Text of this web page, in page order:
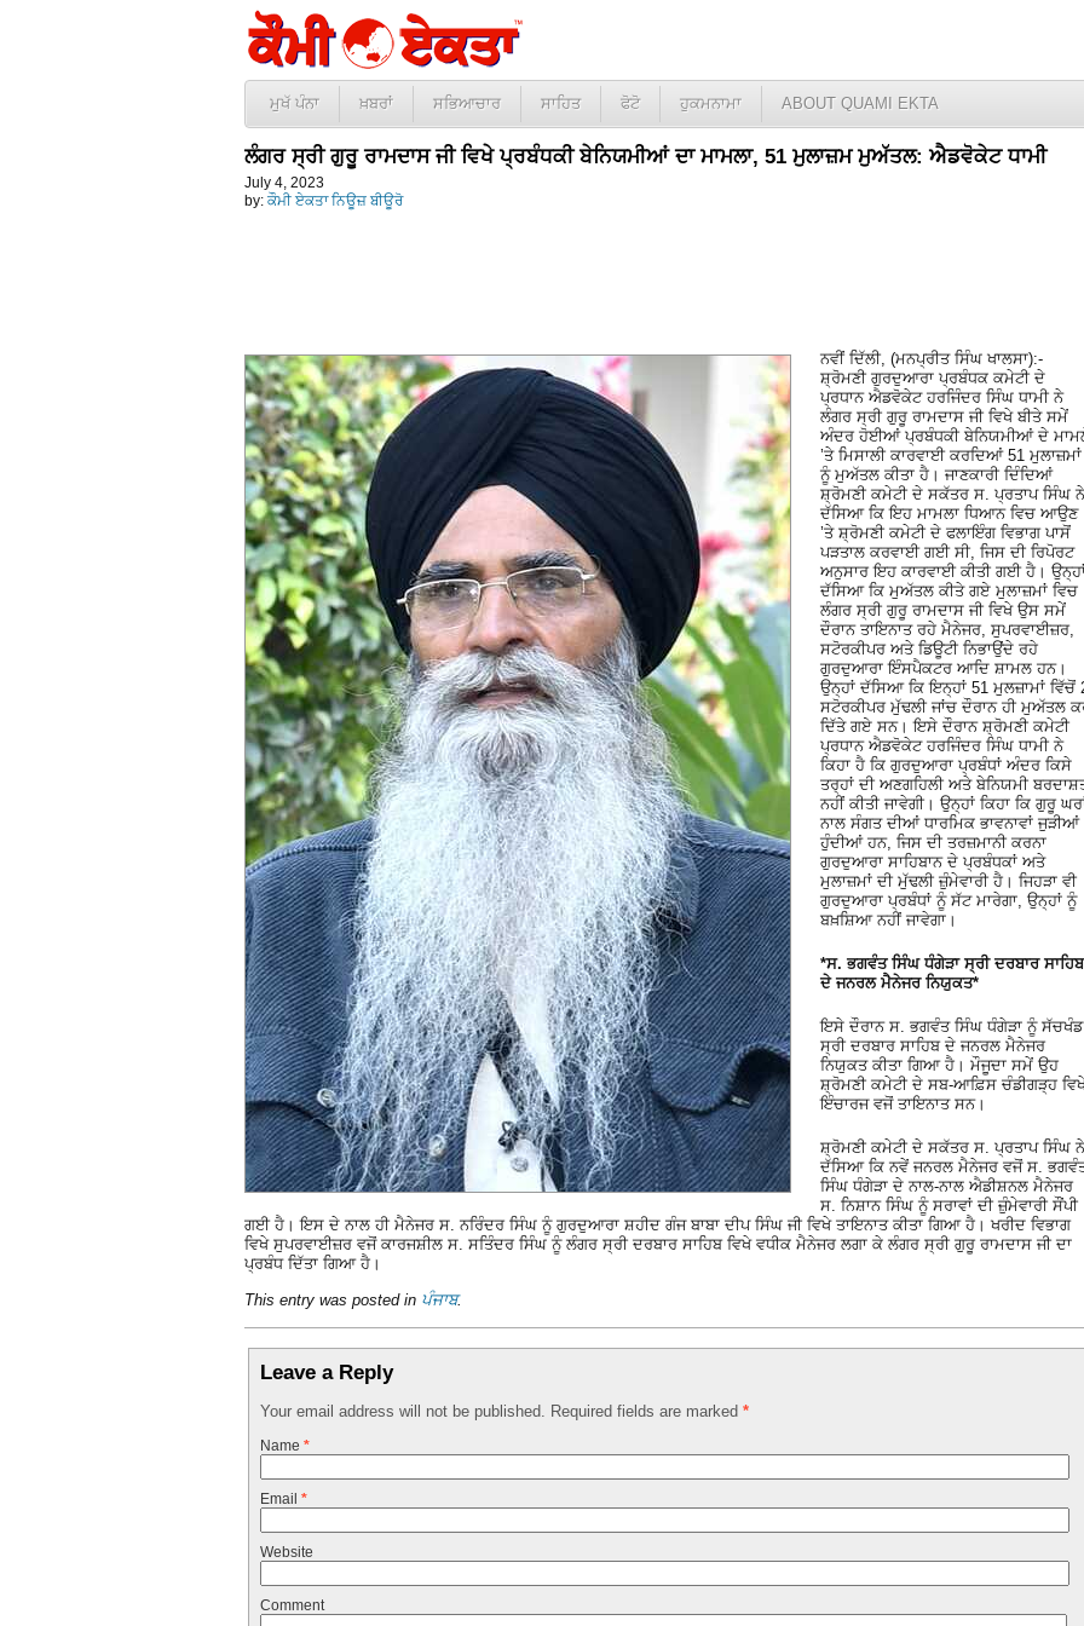
ਮੁਖੱ ਪੰਨਾ ਖ਼ਬਰਾਂ ਸਭਿਆਚਾਰ ਸਾਹਿਤ ਫੋਟੋ ਹੁਕਮਨਾਮਾ ABOUT QUAMI EKTA
ਲੰਗਰ ਸ੍ਰੀ ਗੁਰੂ ਰਾਮਦਾਸ ਜੀ ਵਿਖੇ ਪ੍ਰਬੰਧਕੀ ਬੇਨਿਯਮੀਆਂ ਦਾ ਮਾਮਲਾ, 51 ਮੁਲਾਜ਼ਮ ਮੁਅੱਤਲ: ਐਡਵੋਕੇਟ ਧਾਮੀ
July 4, 2023
by: ਕੌਮੀ ਏਕਤਾ ਨਿਊਜ਼ ਬੀਊਰੋ
ਨਵੀਂ ਦਿੱਲੀ, (ਮਨਪ੍ਰੀਤ ਸਿੰਘ ਖਾਲਸਾ):-
ਸ਼੍ਰੋਮਣੀ ਗੁਰਦੁਆਰਾ ਪ੍ਰਬੰਧਕ ਕਮੇਟੀ ਦੇ
ਪ੍ਰਧਾਨ ਐਡਵੋਕੇਟ ਹਰਜਿੰਦਰ ਸਿੰਘ ਧਾਮੀ ਨੇ
ਲੰਗਰ ਸ੍ਰੀ ਗੁਰੂ ਰਾਮਦਾਸ ਜੀ ਵਿਖੇ ਬੀਤੇ ਸਮੇਂ
ਅੰਦਰ ਹੋਈਆਂ ਪ੍ਰਬੰਧਕੀ ਬੇਨਿਯਮੀਆਂ ਦੇ
’ਤੇ ਮਿਸਾਲੀ ਕਾਰਵਾਈ ਕਰਦਿਆਂ 51 ਮੁਲਾਜ਼ਮਾਂ
ਨੂੰ ਮੁਅੱਤਲ ਕੀਤਾ ਹੈ। ਜਾਣਕਾਰੀ ਦਿੰਦਿਆਂ
ਸ਼੍ਰੋਮਣੀ ਕਮੇਟੀ ਦੇ ਸਕੱਤਰ ਸ. ਪ੍ਰਤਾਪ ਸਿੰਘ ਨੇ
ਦੱਸਿਆ ਕਿ ਇਹ ਮਾਮਲਾ ਧਿਆਨ ਵਿਚ ਆਉਣ
’ਤੇ ਸ਼੍ਰੋਮਣੀ ਕਮੇਟੀ ਦੇ ਫਲਾਇੰਗ ਵਿਭਾਗ ਪਾਸੋਂ
ਪੜਤਾਲ ਕਰਵਾਈ ਗਈ ਸੀ, ਜਿਸ ਦੀ ਰਿਪੋਰਟ
ਅਨੁਸਾਰ ਇਹ ਕਾਰਵਾਈ ਕੀਤੀ ਗਈ ਹੈ।
ਦੱਸਿਆ ਕਿ ਮੁਅੱਤਲ ਕੀਤੇ ਗਏ ਮੁਲਾਜ਼ਮਾਂ ਵਿਚ
ਲੰਗਰ ਸ੍ਰੀ ਗੁਰੂ ਰਾਮਦਾਸ ਜੀ ਵਿਖੇ ਉਸ ਸਮੇਂ
ਦੌਰਾਨ ਤਾਇਨਾਤ ਰਹੇ ਮੈਨੇਜਰ, ਸੁਪਰਵਾਈਜ਼ਰ,
ਸਟੋਰਕੀਪਰ ਅਤੇ ਡਿਊਟੀ ਨਿਭਾਉਂਦੇ ਰਹੇ
ਗੁਰਦੁਆਰਾ ਇੰਸਪੈਕਟਰ ਆਦਿ ਸ਼ਾਮਲ ਹਨ।
ਉਨ੍ਹਾਂ ਦੱਸਿਆ ਕਿ ਇਨ੍ਹਾਂ 51 ਮੁਲਜ਼ਾਮਾਂ ਵਿੱਚੋਂ
ਸਟੋਰਕੀਪਰ ਮੁੱਢਲੀ ਜਾਂਚ ਦੌਰਾਨ ਹੀ ਮੁਅੱਤਲ
ਦਿੱਤੇ ਗਏ ਸਨ। ਇਸੇ ਦੌਰਾਨ ਸ਼੍ਰੋਮਣੀ ਕਮੇਟੀ
ਪ੍ਰਧਾਨ ਐਡਵੋਕੇਟ ਹਰਜਿੰਦਰ ਸਿੰਘ ਧਾਮੀ ਨੇ
ਕਿਹਾ ਹੈ ਕਿ ਗੁਰਦੁਆਰਾ ਪ੍ਰਬੰਧਾਂ ਅੰਦਰ ਕਿਸੇ
ਤਰ੍ਹਾਂ ਦੀ ਅਣਗਹਿਲੀ ਅਤੇ ਬੇਨਿਯਮੀ
ਨਹੀਂ ਕੀਤੀ ਜਾਵੇਗੀ। ਉਨ੍ਹਾਂ ਕਿਹਾ ਕਿ ਗੁਰੂ
ਨਾਲ ਸੰਗਤ ਦੀਆਂ ਧਾਰਮਿਕ ਭਾਵਨਾਵਾਂ ਜੁੜੀਆਂ
ਹੁੰਦੀਆਂ ਹਨ, ਜਿਸ ਦੀ ਤਰਜ਼ਮਾਨੀ ਕਰਨਾ
ਗੁਰਦੁਆਰਾ ਸਾਹਿਬਾਨ ਦੇ ਪ੍ਰਬੰਧਕਾਂ ਅਤੇ
ਮੁਲਾਜ਼ਮਾਂ ਦੀ ਮੁੱਢਲੀ ਜ਼ੁੰਮੇਵਾਰੀ ਹੈ। ਜਿਹੜਾ ਵੀ
ਗੁਰਦੁਆਰਾ ਪ੍ਰਬੰਧਾਂ ਨੂੰ ਸੱਟ ਮਾਰੇਗਾ, ਉਨ੍ਹਾਂ ਨੂੰ
ਬਖ਼ਸ਼ਿਆ ਨਹੀਂ ਜਾਵੇਗਾ।
*ਸ. ਭਗਵੰਤ ਸਿੰਘ ਧੰਗੇੜਾ ਸ੍ਰੀ ਦਰਬਾਰ ਸਾਹਿਬ
ਦੇ ਜਨਰਲ ਮੈਨੇਜਰ ਨਿਯੁਕਤ*
ਇਸੇ ਦੌਰਾਨ ਸ. ਭਗਵੰਤ ਸਿੰਘ ਧੰਗੇੜਾ ਨੂੰ ਸੱਚਖੰਡ
ਸ੍ਰੀ ਦਰਬਾਰ ਸਾਹਿਬ ਦੇ ਜਨਰਲ ਮੈਨੇਜਰ
ਨਿਯੁਕਤ ਕੀਤਾ ਗਿਆ ਹੈ। ਮੌਜੂਦਾ ਸਮੇਂ ਉਹ
ਸ਼੍ਰੋਮਣੀ ਕਮੇਟੀ ਦੇ ਸਬ-ਆਫ਼ਿਸ ਚੰਡੀਗੜ੍ਹ
ਇੰਚਾਰਜ ਵਜੋਂ ਤਾਇਨਾਤ ਸਨ।
ਸ਼੍ਰੋਮਣੀ ਕਮੇਟੀ ਦੇ ਸਕੱਤਰ ਸ. ਪ੍ਰਤਾਪ ਸਿੰਘ ਨੇ
ਦੱਸਿਆ ਕਿ ਨਵੇਂ ਜਨਰਲ ਮੈਨੇਜਰ ਵਜੋਂ ਸ.
ਸਿੰਘ ਧੰਗੇੜਾ ਦੇ ਨਾਲ-ਨਾਲ ਐਡੀਸ਼ਨਲ ਮੈਨੇਜਰ
ਸ. ਨਿਸ਼ਾਨ ਸਿੰਘ ਨੂੰ ਸਰਾਵਾਂ ਦੀ ਜ਼ੁੰਮੇਵਾਰੀ ਸੌਂਪੀ
ਗਈ ਹੈ। ਇਸ ਦੇ ਨਾਲ ਹੀ ਮੈਨੇਜਰ ਸ. ਨਰਿੰਦਰ ਸਿੰਘ ਨੂੰ ਗੁਰਦੁਆਰਾ ਸ਼ਹੀਦ ਗੰਜ ਬਾਬਾ ਦੀਪ ਸਿੰਘ ਜੀ ਵਿਖੇ ਤਾਇਨਾਤ ਕੀਤਾ ਗਿਆ ਹੈ। ਖਰੀਦ ਵਿਭਾਗ
ਵਿਖੇ ਸੁਪਰਵਾਈਜ਼ਰ ਵਜੋਂ ਕਾਰਜਸ਼ੀਲ ਸ. ਸਤਿੰਦਰ ਸਿੰਘ ਨੂੰ ਲੰਗਰ ਸ੍ਰੀ ਦਰਬਾਰ ਸਾਹਿਬ ਵਿਖੇ ਵਧੀਕ ਮੈਨੇਜਰ ਲਗਾ ਕੇ ਲੰਗਰ ਸ੍ਰੀ ਗੁਰੂ ਰਾਮਦਾਸ ਜੀ ਦਾ
ਪ੍ਰਬੰਧ ਦਿੱਤਾ ਗਿਆ ਹੈ।
This entry was posted in ਪੰਜਾਬ.
Leave a Reply
Your email address will not be published. Required fields are marked *
Name *
Email *
Website
Comment